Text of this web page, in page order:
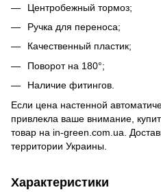
Центробежный тормоз;
Ручка для переноса;
Качественный пластик;
Поворот на 180°;
Наличие фитингов.
Если цена настенной
привлекла ваше внимание,
товар на in-green.com.uа.
территории Украины.
Характеристики